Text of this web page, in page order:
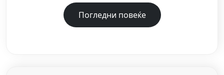
Погледни повеќе